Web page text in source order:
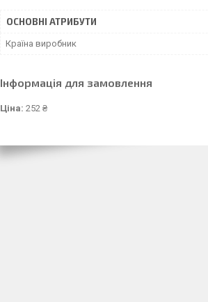
ОСНОВНІ АТРИБУТИ
Країна виробник
Інформація для замовлення
Ціна: 252 ₴